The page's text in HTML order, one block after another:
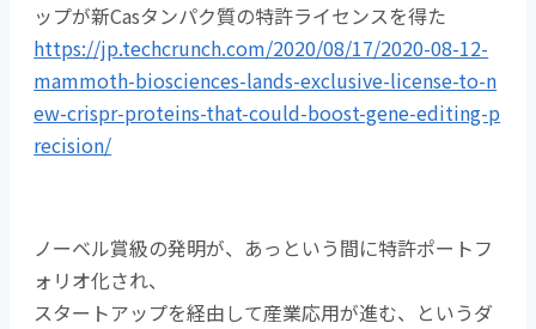
ップが新Casタンパク質の特許ライセンスを得た
https://jp.techcrunch.com/2020/08/17/2020-08-12-
mammoth-biosciences-lands-exclusive-license-to-n
ew-crispr-proteins-that-could-boost-gene-editing-p
recision/
ノーベル賞級の発明が、あっという間に特許ポートフ
ォリオ化され、
スタートアップを経由して産業応用が進む、というダ